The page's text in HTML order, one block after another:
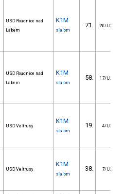
USD Roudnice nad
Labem
K1M
slalom
71. 20/U23
USD Roudnice nad
Labem
K1M
slalom
58. 17/U23
USD Veltrusy
K1M
slalom
19. 4/U23
USD Veltrusy
K1M
slalom
38. 7/U23